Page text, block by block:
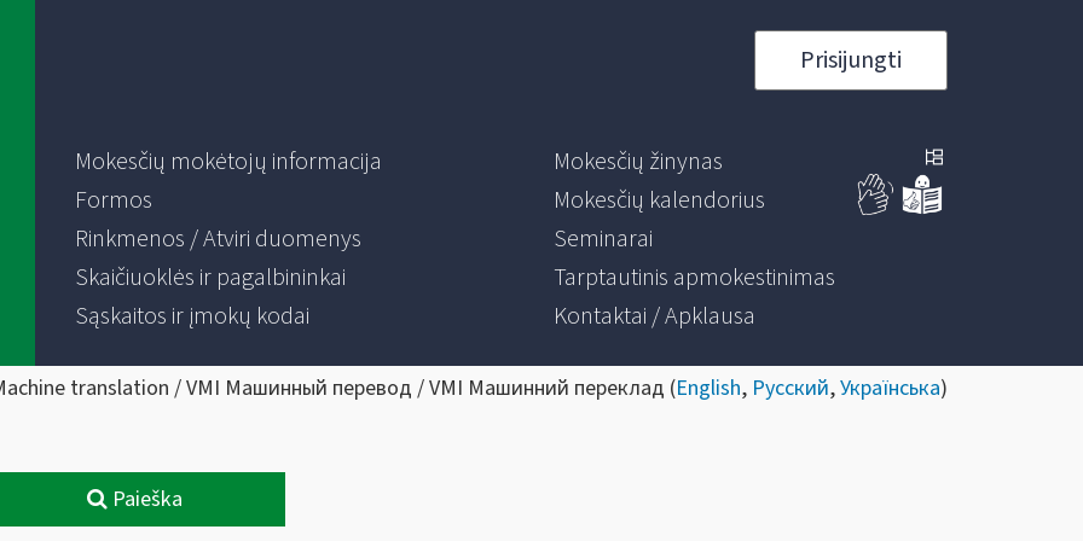
Prisijungti
Mokesčių mokėtojų informacija
Formos
Rinkmenos / Atviri duomenys
Skaičiuoklės ir pagalbininkai
Sąskaitos ir įmokų kodai
Mokesčių žinynas
Mokesčių kalendorius
Seminarai
Tarptautinis apmokestinimas
Kontaktai / Apklausa
translation / VMI Машинный перевод / VMI Машинний переклад (English, Русский,Українська)
Paieška